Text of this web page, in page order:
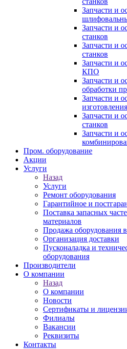
Запчасти и
Запчасти и
станков
Запчасти и
станков
Запчасти и
КПО
Запчасти и
обработки
Запчасти и
Запчасти и
станков
Запчасти и
Пром. оборудование
Акции
Услуги
Назад
Услуги
Ремонт оборудования
Гарантийное и
Поставка запасных
материалов
Продажа оборудования
Организация доставки
Пусконаладка и
оборудования
Производители
О компании
Назад
О компании
Новости
Сертификаты и
Филиалы
Вакансии
Реквизиты
Контакты